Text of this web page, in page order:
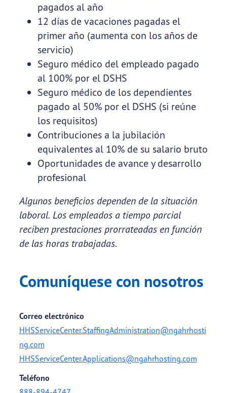
pagados al año
12 días de vacaciones pagadas el
primer año (aumenta con los años de
servicio)
Seguro médico del empleado pagado
al 100% por el DSHS
Seguro médico de los dependientes
pagado al 50% por el DSHS (si reúne
los requisitos)
Contribuciones a la jubilación
equivalentes al 10% de su salario bruto
Oportunidades de avance y desarrollo
profesional
Algunos beneficios dependen de la situación
laboral. Los empleados a tiempo parcial
reciben prestaciones prorrateadas en función
de las horas trabajadas.
Comuníquese con nosotros
Correo electrónico
HHSServiceCenter.StaffingAdministration@ngahrhosti
ng.com
HHSServiceCenter.Applications@ngahrhosting.com
Teléfono